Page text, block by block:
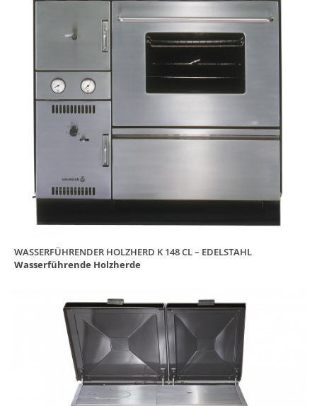
WASSERFÜHRENDER HOLZHERD K 148 CL – EDELSTAHL
Wasserführende Holzherde